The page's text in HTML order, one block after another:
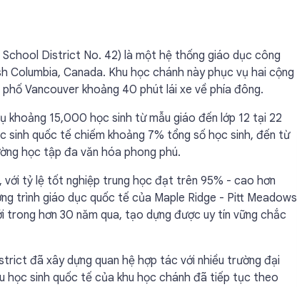
District No. 42) là một hệ thống giáo dục công
Canada. Khu học chánh này phục vụ hai cộng
Vancouver khoảng 40 phút lái xe về phía đông.
khoảng 15,000 học sinh từ mẫu giáo đến lớp 12 tại 22
quốc tế chiếm khoảng 7% tổng số học sinh, đến từ
học tập đa văn hóa phong phú.
tỷ lệ tốt nghiệp trung học đạt trên 95% - cao hơn
trình giáo dục quốc tế của Maple Ridge - Pitt Meadows
hơn 30 năm qua, tạo dựng được uy tín vững chắc
đã xây dựng quan hệ hợp tác với nhiều trường đại
học sinh quốc tế của khu học chánh đã tiếp tục theo